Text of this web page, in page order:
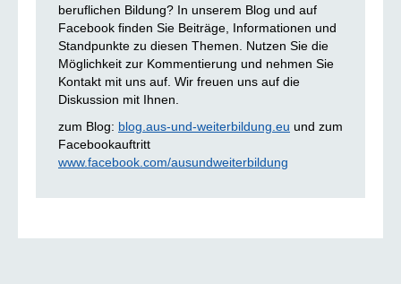
beruflichen Bildung? In unserem Blog und auf
Facebook finden Sie Beiträge, Informationen und
Standpunkte zu diesen Themen. Nutzen Sie die
Möglichkeit zur Kommentierung und nehmen Sie
Kontakt mit uns auf. Wir freuen uns auf die
Diskussion mit Ihnen.
zum Blog: blog.aus-und-weiterbildung.eu und zum
Facebookauftritt
www.facebook.com/ausundweiterbildung